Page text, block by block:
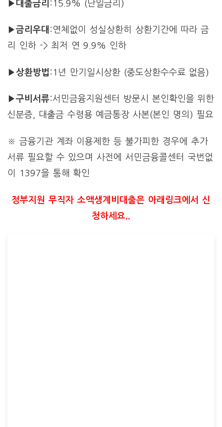
▶대출금리 :15.9% (단일금리)
▶금리우대 :연체없이 성실상환히 상환기간에 따라 금
리 인하 -> 최저 연 9.9% 인하
▶상환방법 :1년 만기일시상환 (중도상환수수료 없음)
▶구비서류:서민금융지원센터 방문시 본인확인을 위한
신분증, 대출금 수령용 예금통장 사본(본인 명의) 필요
※ 금융기관 계좌 이용제한 등 불가피한 경우에 추가
서류 필요할 수 있으며 사전에 서민금융콜센터 국번없
이 1397을 통해 확인
정부지원 무직자 소액생계비대출은 아래링크에서 신
청하세요..